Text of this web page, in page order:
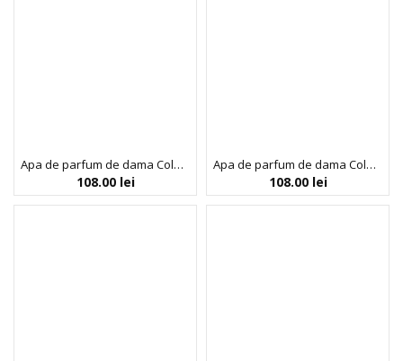
Apa de parfum de dama Colour Me Pink, Milton-Lloyd Fragrances, 100 ml
108.00 lei
Apa de parfum de dama Colour Me Purple, Milton-Lloyd Fragrances, 100 ml
108.00 lei